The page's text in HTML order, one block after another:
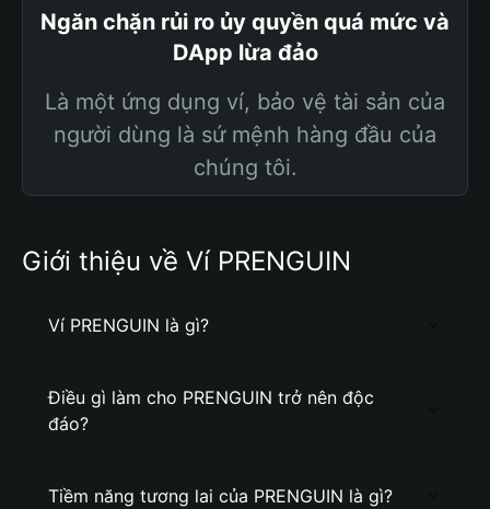
Ngăn chặn rủi ro ủy quyền quá mức và
DApp lừa đảo
Là một ứng dụng ví, bảo vệ tài sản của
người dùng là sứ mệnh hàng đầu của
chúng tôi.
Giới thiệu về Ví PRENGUIN
Ví PRENGUIN là gì?
Điều gì làm cho PRENGUIN trở nên độc
đáo?
Tiềm năng tương lai của PRENGUIN là gì?